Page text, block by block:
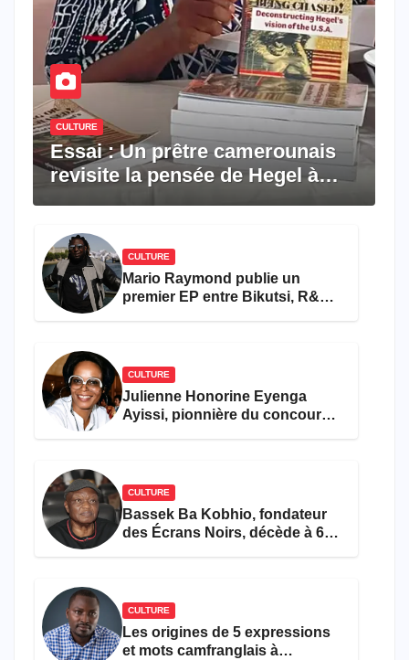
CULTURE
Essai : Un prêtre camerounais
revisite la pensée de Hegel à
CULTURE
Mario Raymond publie un
premier EP entre Bikutsi, R&B
CULTURE
Julienne Honorine Eyenga
Ayissi, pionnière du concours
CULTURE
Bassek Ba Kobhio, fondateur
des Écrans Noirs, décède à 69
CULTURE
Les origines de 5 expressions
et mots camfranglais à